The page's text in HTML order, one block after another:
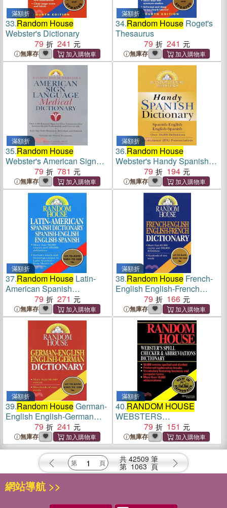
滿額折
33.Random House
Webster's Dictionary
79
241
無庫存
滿額折
34.Random HouseRoget's
Thesaurus
79
241
無庫存
滿額折
35.Random House
Webster's American Sign
Language Medical
Dictionary
79 781
無庫存
滿額折
36.Random House
Webster's Handy Spanish
Dictionary ─ Spanish
English/English Spanish :
Espanol Ingles/Ingles
79 194
無庫存
滿額折
37.Random House Latin-
American Spanish
Dictionary ─ Spanish-
English English-Spanish
79 271
無庫存
滿額折
38.Random HouseFrench-
English English-French
Dictionary
79 166
無庫存
滿額折
39.Random HouseGerman-
English English-German
Dictionary
79 241
無庫存
滿額折
40.RANDOM HOUSE
WEBSTERS
SPELLCHECKER &
ABBREVIATIONS D
79 151
無庫存
共 42509 筆
第 1063 頁
網站導航 >>